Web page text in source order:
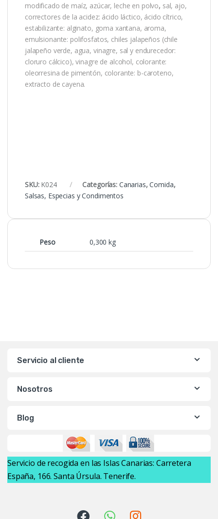
modificado de maíz, azúcar, leche en polvo, sal, ajo,
correctores de la acidez: ácido láctico, ácido cítrico,
estabilizante: alginato, goma xantana, aroma,
emulsionante: polifosfatos, chiles jalapeños (chile
jalapeño verde, agua, vinagre, sal y endurecedor:
cloruro cálcico), vinagre de alcohol, colorante:
oleorresina de pimentón, colorante: b-caroteno,
extracto de cayena.
SKU: K024 Categorías: Canarias,Comida,
Salsas, Especias y Condimentos
Peso 0,300 kg
Servicio al cliente
Nosotros
Blog
Servicio de recogida en las Islas Canarias: Carretera
España, 166. Santa Úrsula. Tenerife.